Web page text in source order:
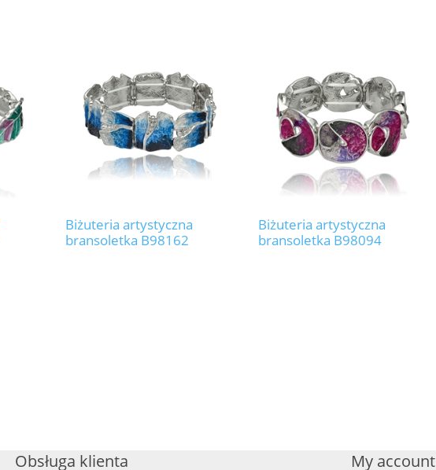
Biżuteria artystyczna
bransoletka B98162
Biżuteria artystyczna
bransoletka B98094
Obsługa klienta My account